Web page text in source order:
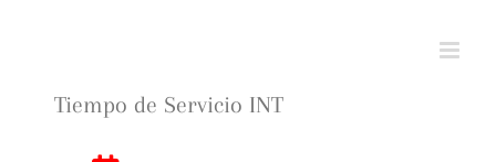
contenidoTiempo de Servicio INT